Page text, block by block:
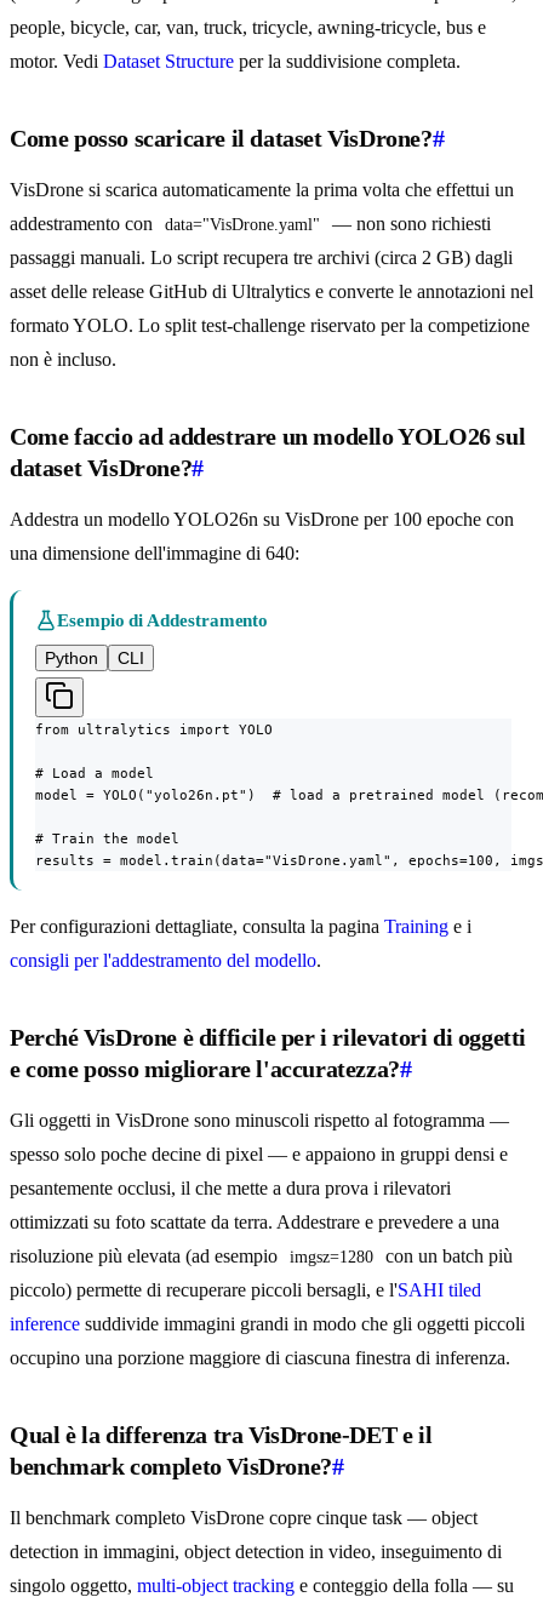
people, bicycle, car, van, truck, tricycle, awning-tricycle, bus e
motor. Vedi Dataset Structure per la suddivisione completa.
Come posso scaricare il dataset VisDrone?#
VisDrone si scarica automaticamente la prima volta che effettui un
addestramento con
data="VisDrone.yaml"
— non sono richiesti
passaggi manuali. Lo script recupera tre archivi (circa 2 GB) dagli
asset delle release GitHub di Ultralytics e converte le annotazioni nel
formato YOLO. Lo split test-challenge riservato per la competizione
non è incluso.
Come faccio ad addestrare un modello YOLO26 sul
dataset VisDrone?#
Addestra un modello YOLO26n su VisDrone per 100 epoche con
una dimensione dell'immagine di 640:
Esempio di Addestramento
Python
CLI
from ultralytics import YOLO
# Load a model
model = YOLO("yolo26n.pt")  # load a pretrained model
# Train the model
results = model.train(data="VisDrone.yaml", epochs=100,
Per configurazioni dettagliate, consulta la pagina Training e i
consigli per l'addestramento del modello.
Perché VisDrone è difficile per i rilevatori di oggetti
e come posso migliorare l'accuratezza?#
Gli oggetti in VisDrone sono minuscoli rispetto al fotogramma —
spesso solo poche decine di pixel — e appaiono in gruppi densi e
pesantemente occlusi, il che mette a dura prova i rilevatori
ottimizzati su foto scattate da terra. Addestrare e prevedere a una
risoluzione più elevata (ad esempio
imgsz=1280
con un batch più
piccolo) permette di recuperare piccoli bersagli, e l'SAHI tiled
inference suddivide immagini grandi in modo che gli oggetti piccoli
occupino una porzione maggiore di ciascuna finestra di inferenza.
Qual è la differenza tra VisDrone-DET e il
benchmark completo VisDrone?#
Il benchmark completo VisDrone copre cinque task — object
detection in immagini, object detection in video, inseguimento di
singolo oggetto, multi-object tracking e conteggio della folla — su